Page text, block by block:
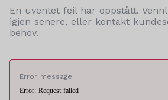
En uventet feil har oppstått.
igjen senere, eller kontakt
behov.
Error message:
Error: Request failed